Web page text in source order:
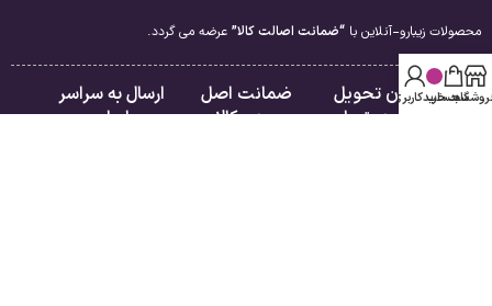
محصولات زیبارو-آنلاین با “ضمانت اصالت کالا” عرضه می گردد.
امکان تحویل
فوری در تهران
ضمانت اصل
بودن کالا
ارسال به سراسر
ایران
سبد خرید
حساب کاربری من